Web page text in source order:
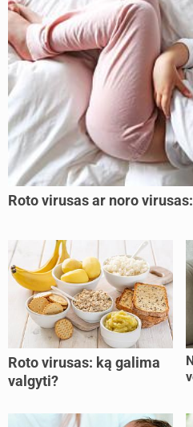
Roto virusas ar noro
Roto virusas: ką galima
valgyti?